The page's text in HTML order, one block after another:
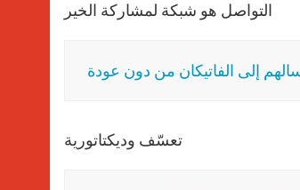
التواصل هو شبكة لمشاركة الخير
تعسّف وديكتاتورية